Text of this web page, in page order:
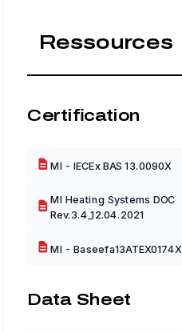
Ressources
Certification
MI - IECEx BAS 13.0090X
MI Heating Systems DOC
Rev.3.4_12.04.2021
MI - Baseefa13ATEX0174X
Data Sheet